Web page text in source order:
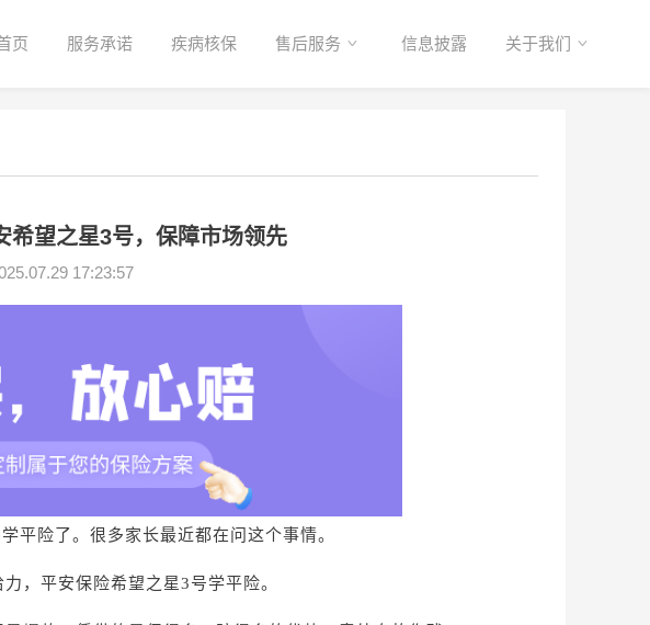
页 服务承诺 疾病核保 售后服务 信息披露 关于我们
希望之星3号，保障市场领先
17:23:57
平险了。很多家长最近都在问这个事情。
，平安保险希望之星3号学平险。